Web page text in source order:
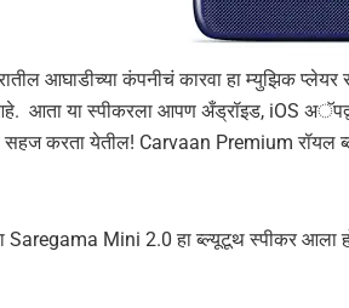
आघाडीच्या कंपनीचं कारवा हा म्युझिक
आता या स्पीकरला आपण अँड्रॉइड, iOS
सहज करता येतील! Carvaan Premium रॉयल
Saregama Mini 2.0 हा ब्ल्यूटूथ स्पीकर आला